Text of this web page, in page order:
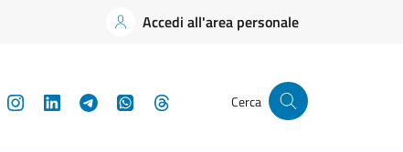
Accedi all'area personale
YouTubeInstagramLinkedInTelegramWhatsApp Cerca